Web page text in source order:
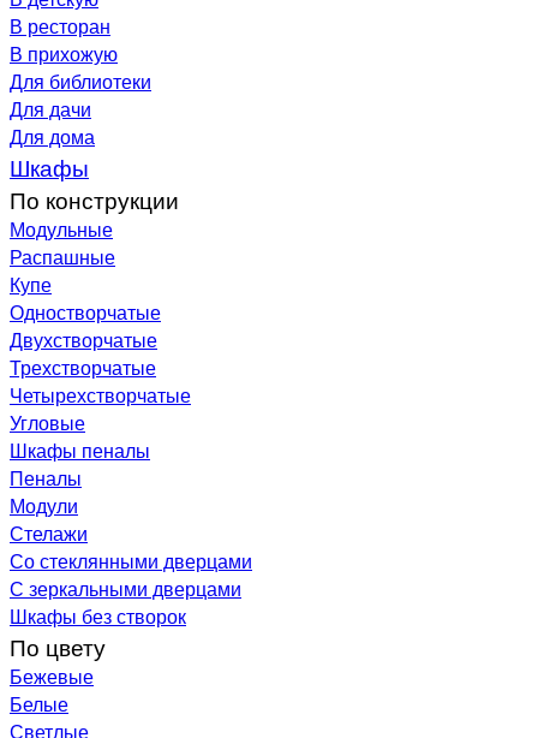
В ресторан
В прихожую
Для библиотеки
Для дачи
Для дома
Шкафы
По конструкции
Модульные
Распашные
Купе
Одностворчатые
Двухстворчатые
Трехстворчатые
Четырехстворчатые
Угловые
Шкафы пеналы
Пеналы
Модули
Стелажи
Со стеклянными дверцами
С зеркальными дверцами
Шкафы без створок
По цвету
Бежевые
Белые
Светлые